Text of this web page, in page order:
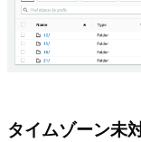
タイムゾーン未